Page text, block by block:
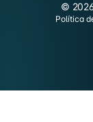
©
Política